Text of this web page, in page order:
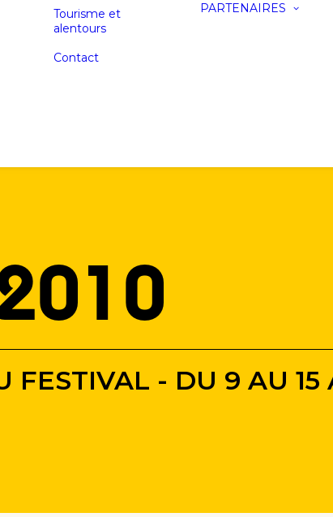
Tourisme et
alentours
Contact
PARTENAIRES
FESTIVAL - DU 9 AU 15